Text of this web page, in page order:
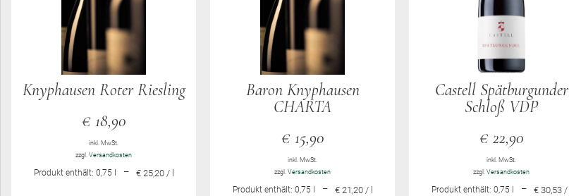
Knyphausen Roter Riesling
€18,90
inkl. MwSt.
zzgl. Versandkosten
Produkt enthält: 0,75 l – € 25,20 / l
Baron Knyphausen
CHARTA
€15,90
inkl. MwSt.
zzgl. Versandkosten
Produkt enthält: 0,75 l – € 21,20 / l
Castell Spätburgunder
Schloß VDP
€22,90
inkl. MwSt.
zzgl. Versandkosten
Produkt enthält: 0,75 l – € 30,53 / l